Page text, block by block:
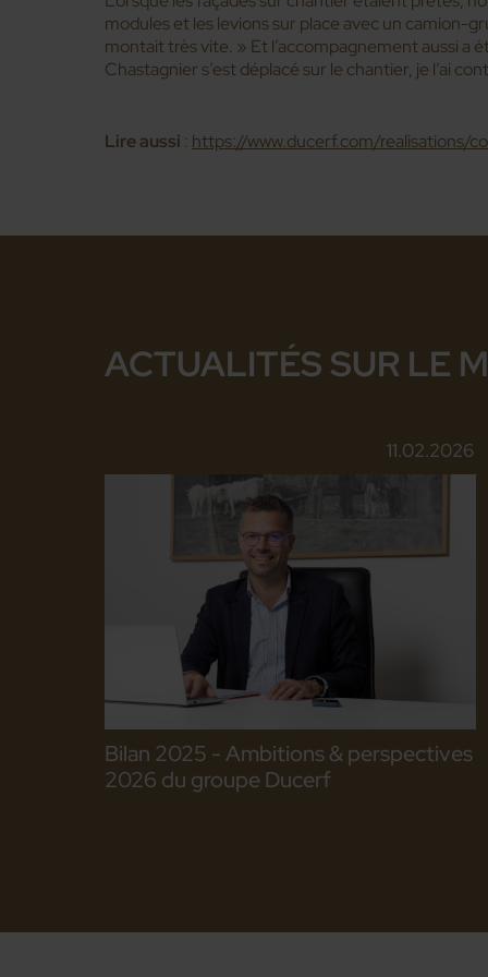
modules et les levions sur place avec un camion-
montait très vite. » Et l’accompagnement aussi a
Chastagnier s’est déplacé sur le chantier, je l’ai
Lire aussi : https://www.ducerf.com/realisations/
ACTUALITÉS SUR LE
11.02.2026
Bilan 2025 - Ambitions & perspectives
2026 du groupe Ducerf